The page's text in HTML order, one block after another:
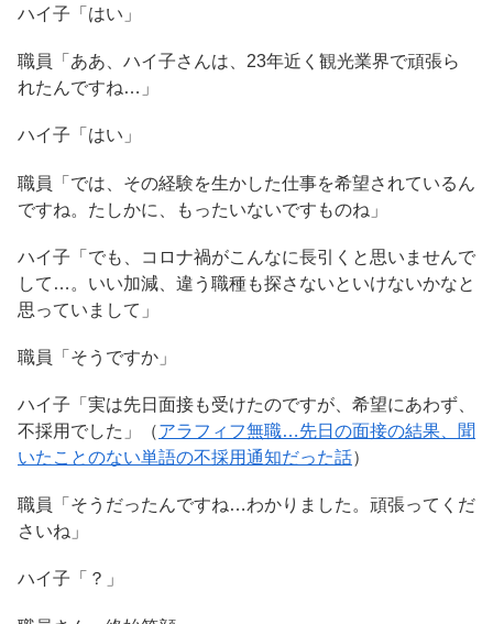
ハイ子「はい」
職員「ああ、ハイ子さんは、23年近く観光業界で頑張ら
れたんですね…」
ハイ子「はい」
職員「では、その経験を生かした仕事を希望されているん
ですね。たしかに、もったいないですものね」
ハイ子「でも、コロナ禍がこんなに長引くと思いませんで
して…。いい加減、違う職種も探さないといけないかなと
思っていまして」
職員「そうですか」
ハイ子「実は先日面接も受けたのですが、希望にあわず、
不採用でした」（アラフィフ無職…先日の面接の結果、聞
いたことのない単語の不採用通知だった話）
職員「そうだったんですね…わかりました。頑張ってくだ
さいね」
ハイ子「？」